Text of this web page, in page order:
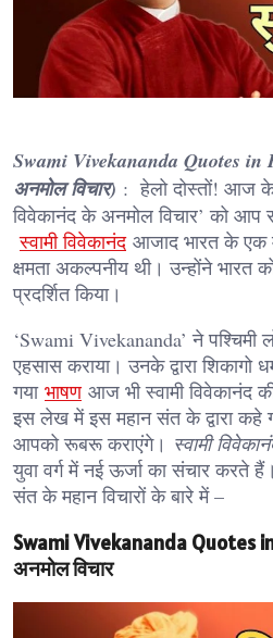
Swami Vivekananda Quotes in
अनमोल विचार) : हेलो दोस्तों! आज
विवेकानंद के अनमोल विचार’ को
स्वामी विवेकानंदआजाद भारत के एक
क्षमता अकल्पनीय थी। उन्होंने भारत
प्रदर्शित किया।
‘Swami Vivekananda’ ने पश्चिमी
एहसास कराया। उनके द्वारा शिकागो
गया भाषणआज भी स्वामी विवेकानंद
इस लेख में इस महान संत के द्वारा कहे
आपको रूबरू कराएंगे। स्वामी
युवा वर्ग में नई ऊर्जा का संचार करते
संत के महान विचारों के बारे में –
Swami Vivekananda Quotes in
अनमोल विचार